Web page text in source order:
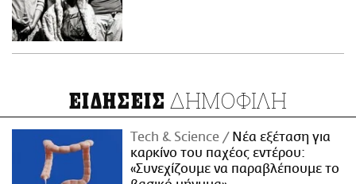
ΕΙΔΗΣΕΙΣ ΔΗΜΟΦΙΛΗ
Τech & Science
Νέα εξέταση για
καρκίνο του παχέος εντέρου:
«Συνεχίζουμε να παραβλέπουμε το